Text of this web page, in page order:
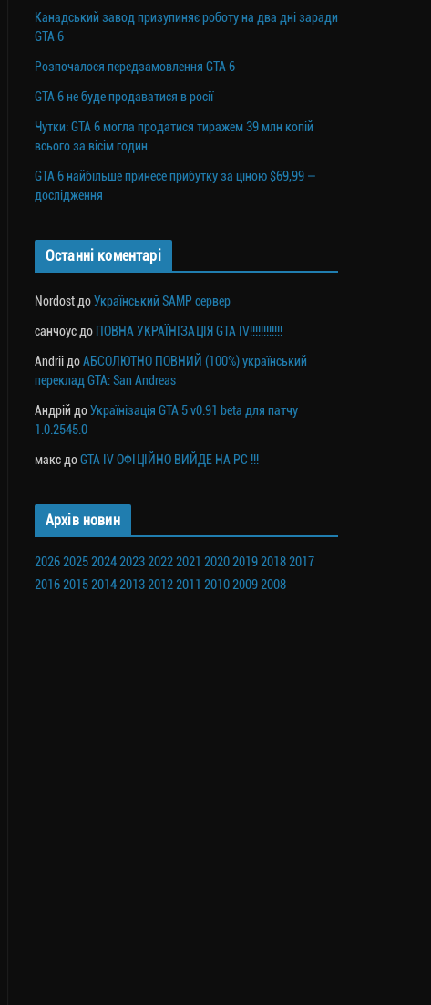
Канадський завод призупиняє роботу на два дні заради
GTA 6
Розпочалося передзамовлення GTA 6
GTA 6 не буде продаватися в росії
Чутки: GTA 6 могла продатися тиражем 39 млн копій
всього за вісім годин
GTA 6 найбільше принесе прибутку за ціною $69,99 —
дослідження
Останні коментарі
Nordost доУкраїнський SAMP сервер
санчоус до ПОВНА УКРАЇНІЗАЦІЯ GTA IV!!!!!!!!!!!!
Andrii доАБСОЛЮТНО ПОВНИЙ (100%) український
переклад GTA: San Andreas
Андрій доУкраїнізація GTA 5 v0.91 beta для патчу
1.0.2545.0
макс доGTA IV ОФІЦІЙНО ВИЙДЕ НА PC !!!
Архів новин
202620252024202320222021 2020201920182017
201620152014201320122011 201020092008